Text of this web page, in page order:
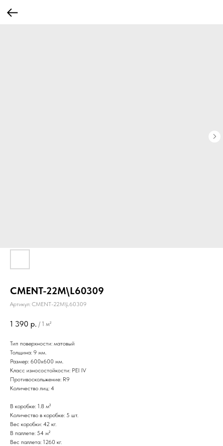
CMENT-22M\L60309
Артикул: CMENT-22M\L60309
1 390 р. / 1 м²
Тип поверхности: матовый
Толщина: 9 мм.
Размер: 600х600 мм.
Класс износостойкости: PEI IV
Противоскольжение: R9
Количество лиц: 4
В коробке: 1.8 м²
Количество в коробке: 5 шт.
Вес коробки: 42 кг.
В паллете: 54 м²
Вес паллета: 1260 кг.